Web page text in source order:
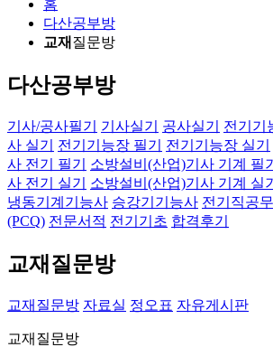
홈
다산공부방
교재 질문방
다산공부방
기사/공사필기 기사실기 공사실기 전기기
사 실기
전기기능장 필기 전기기능장 실기
사 전기 필기
소방설비(산업)기사 기계 필기
사 전기 실기
소방설비(산업)기사 기계 실기
냉동기계기능사 승강기기능사 전기직공
(PCQ) 전문서적 전기기초 합격후기
교재 질문방
교재질문방 자료실 정오표 자유게시판
교재질문방